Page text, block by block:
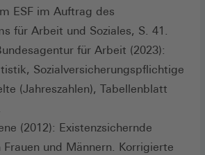
ESF im Auftrag des
für Arbeit und Soziales, S. 41.
für Arbeit (2023):
Sozialversicherungspflichtige
(Jahreszahlen), Tabellenblatt
(2012): Existenzsichernde
Frauen und Männern. Korrigierte